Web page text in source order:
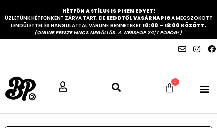
HÉTFŐN A STÍLUS IS PIHEN EGYET!
ÜZLETÜNK HÉTFŐNKÉNT ZÁRVA TART, DE KEDDTŐL VASÁRNAPIG A MEGSZOKOTT
LENDÜLETTEL ÉS HANGULATTAL VÁRUNK BENNETEKET 10:00 – 18:00 KÖZÖTT.
(ONLINE PERSZE NINCS MEGÁLLÁS: A WEBSHOP 24/7 PÖRÖG!)
0